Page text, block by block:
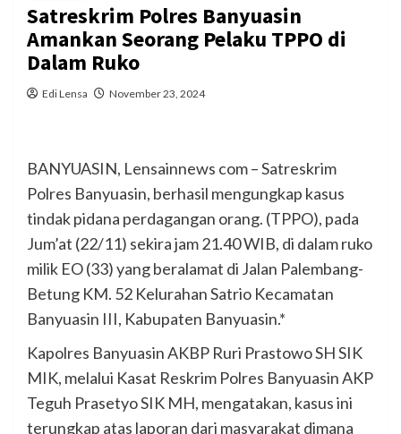
Satreskrim Polres Banyuasin
Amankan Seorang Pelaku TPPO di
Dalam Ruko
Edi Lensa November 23, 2024
BANYUASIN, Lensainnews com – Satreskrim
Polres Banyuasin, berhasil mengungkap kasus
tindak pidana perdagangan orang. (TPPO), pada
Jum’at (22/11) sekira jam 21.40 WIB, di dalam ruko
milik EO (33) yang beralamat di Jalan Palembang-
Betung KM. 52 Kelurahan Satrio Kecamatan
Banyuasin III, Kabupaten Banyuasin.*
Kapolres Banyuasin AKBP Ruri Prastowo SH SIK
MIK, melalui Kasat Reskrim Polres Banyuasin AKP
Teguh Prasetyo SIK MH, mengatakan, kasus ini
terungkap atas laporan dari masyarakat dimana